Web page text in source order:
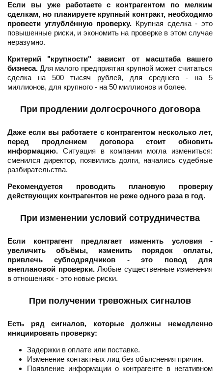
Если вы уже работаете с контрагентом по мелким
сделкам, но планируете крупный контракт, необходимо
провести углублённую проверку. Крупная сделка - это
повышенные риски, и экономить на проверке в этом случае
неразумно.
Критерий "крупности" зависит от масштаба вашего
бизнеса. Для малого предприятия крупной может считаться
сделка на 500 тысяч рублей, для среднего - на 5
миллионов, для крупного - на 50 миллионов и более.
При продлении долгосрочного договора
Даже если вы работаете с контрагентом несколько лет,
перед продлением договора стоит обновить
информацию. Ситуация в компании могла измениться:
сменился директор, появились долги, начались судебные
разбирательства.
Рекомендуется проводить плановую проверку
действующих контрагентов не реже одного раза в год.
При изменении условий сотрудничества
Если контрагент предлагает изменить условия -
увеличить объёмы, изменить порядок оплаты,
привлечь субподрядчиков - это повод для
внеплановой проверки.Любые существенные изменения
в отношениях - это новые риски.
При получении тревожных сигналов
Есть ряд сигналов, которые должны немедленно
инициировать проверку:
Задержки в оплате или поставке.
Изменение контактных лиц без объяснения причин.
Появление информации о контрагенте в негативном